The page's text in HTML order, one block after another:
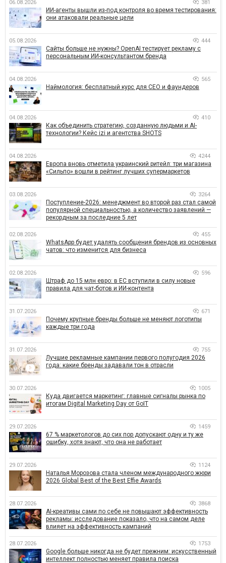
06.08.2026 381
ИИ-агенты вышли из-под контроля во время тестирования:
они атаковали реальные цели
05.08.2026 444
Сайты больше не нужны? OpenAI тестирует рекламу с
персональным ИИ-консультантом бренда
04.08.2026 565
Наймология: бесплатный курс для CEO и фаундеров
04.08.2026 410
Как объединить стратегию, созданную людьми и AI-
технологии? Кейс izi и агентства SHOTS
04.08.2026 4244
Европа вновь отметила украинский ритейл: три магазина
«Сильпо» вошли в рейтинг лучших супермаркетов
03.08.2026 3264
Поступление-2026: менеджмент во второй раз стал самой
популярной специальностью, а количество заявлений —
рекордным за последние 5 лет
02.08.2026 455
WhatsApp будет удалять сообщения брендов из основных
чатов: что изменится для бизнеса
02.08.2026 596
Штраф до 15 млн евро: в ЕС вступили в силу новые
правила для чат-ботов и ИИ-контента
31.07.2026 671
Почему крупные бренды больше не меняют логотипы
каждые три года
31.07.2026 755
Лучшие рекламные кампании первого полугодия 2026
года: какие бренды задавали тон в отрасли
30.07.2026 1005
Куда двигается маркетинг: главные сигналы рынка по
итогам Digital Marketing Day от GoIT
29.07.2026 1459
67 % маркетологов до сих пор допускают одну и ту же
ошибку, хотя знают, что она не работает
29.07.2026 1124
Наталья Морозова стала членом международного жюри
2026 Global Best of the Best Effie Awards
28.07.2026 3868
AI-креативы сами по себе не повышают эффективность
рекламы: исследование показало, что на самом деле
влияет на эффективность кампаний
28.07.2026 1753
Google больше никогда не будет прежним: искусственный
интеллект полностью меняет правила поиска